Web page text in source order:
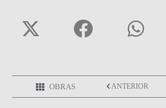
OBRAS ANTERIOR